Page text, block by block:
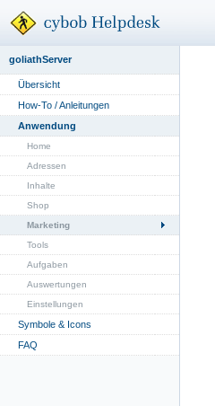
goliathServer
Übersicht
How-To / Anleitungen
Anwendung
Home
Adressen
Inhalte
Shop
Marketing
Tools
Aufgaben
Auswertungen
Einstellungen
Symbole & Icons
FAQ